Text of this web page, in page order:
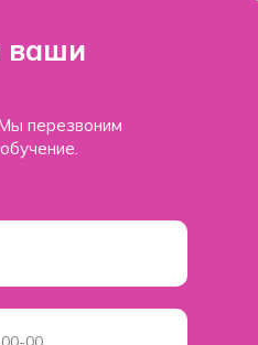
ваши
перезвоним